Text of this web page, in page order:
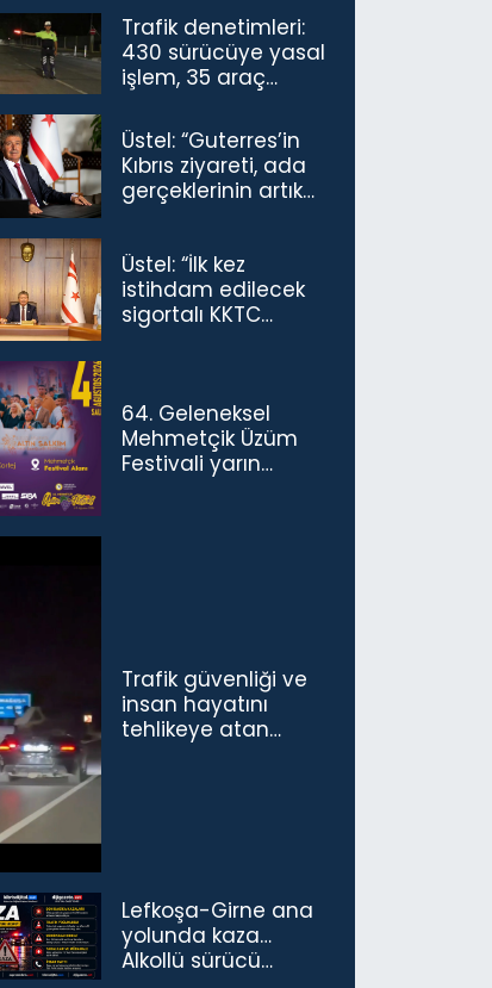
Trafik denetimleri:
430 sürücüye yasal
işlem, 35 araç
Üstel: “Guterres’in
Kıbrıs ziyareti, ada
gerçeklerinin artık
göstermiştir”
Üstel: “İlk kez
istihdam edilecek
sigortalı KKTC
64. Geleneksel
Mehmetçik Üzüm
Festivali yarın
Trafik güvenliği ve
insan hayatını
tehlikeye atan
Lefkoşa-Girne ana
yolunda kaza…
Alkollü sürücü